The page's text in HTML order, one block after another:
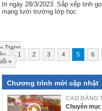
tri ngày 28/3/2023: Sắp xếp tinh
mạng lưới trường lớp học
«Trang
1 2 3 4 5 6
»
Chương trình mới cập nhật
CAO BẰNG
Chuyên